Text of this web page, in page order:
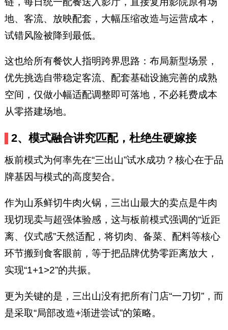
地、客流、放映配套，大幅压缩改造与运营成本，
试错风险被降到最低。
这也给所有餐饮人指明跨界思路：布局新型场景，
优先挑选自带稳定客流、配套基础设施完善的成熟
空间，仅做小幅适配调整即可落地，不必耗费成本
从零搭建场地。
2、模式融合讲究匹配，杜绝生硬嫁接
板前模式为何率先在“三出山”试水成功？核心在于品
牌基因与模式的高度契合。
作为山系鲜切牛肉火锅，三出山最大的卖点是牛肉
现切现卖与超强体验感，这与板前模式强调的“近距
离、仪式感”天然适配，将切肉、备菜、配料等核心
环节搬到食客眼前，等于把品牌优势零距离放大，
实现“1+1>2”的共振。
更为关键的是，三出山没有把所有门店“一刀切”，而
是采取“局部改造+渐进尝试”的策略。